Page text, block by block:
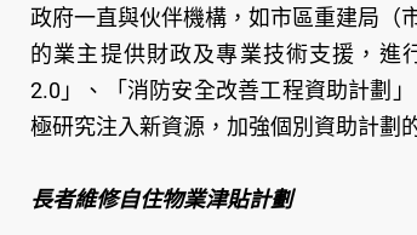
政府一直與伙伴機構，如市區重建局（
的業主提供財政及專業技術支援，進
2.0」、「消防安全改善工程資助計劃
極研究注入新資源，加強個別資助計劃
長者維修自住物業津貼計劃